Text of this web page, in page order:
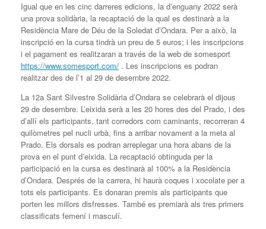
Igual que en les cinc darreres edicions, la d’enguany 2022 serà
una prova solidària, la recaptació de la qual es destinarà a la
Residència Mare de Déu de la Soledat d’Ondara. Per a això, la
inscripció en la cursa tindrà un preu de 5 euros; i les inscripcions
i el pagament es realitzaran a través de la web de somesport
https://www.somesport.com/ . Les inscripcions es podran
realitzar des de l’1 al 29 de desembre 2022.
La 12a Sant Silvestre Solidària d’Ondara se celebrarà el dijous
29 de desembre. L’eixida serà a les 20 hores des del Prado, i des
d’allí els participants, tant corredors com caminants, recorreran 4
quilòmetres pel nucli urbà, fins a arribar novament a la meta al
Prado. Els dorsals es podran arreplegar una hora abans de la
prova en el punt d’eixida. La recaptació obtinguda per la
participació en la cursa es destinarà al 100% a la Residència
d’Ondara. Després de la carrera, hi haurà coques i xocolate per a
tots els participants. Es donaran premis als participants que
porten les millors disfresses. També es premiarà als tres primers
classificats femení i masculí.